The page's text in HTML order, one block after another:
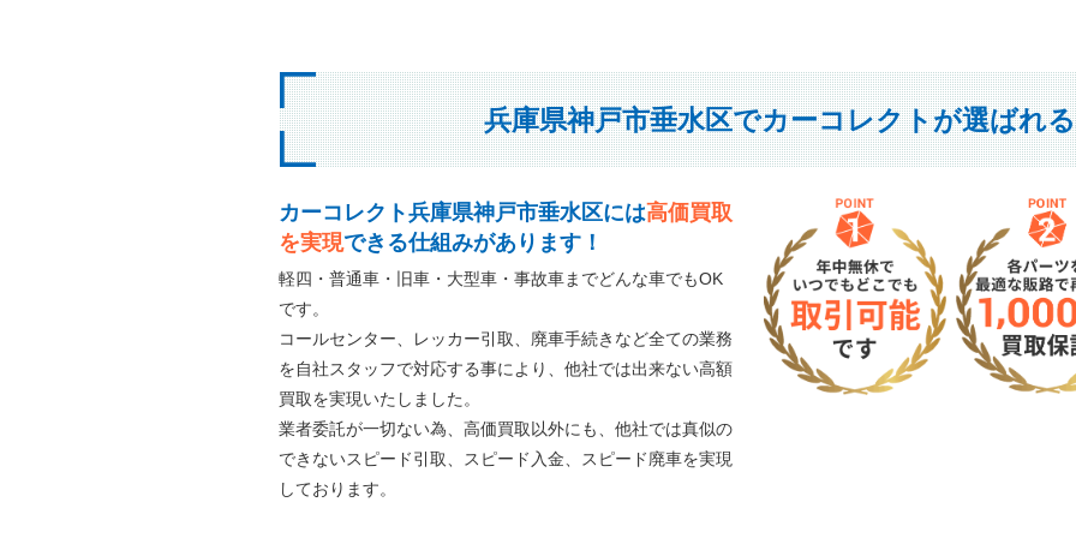
兵庫県神戸市垂水区でカーコレクトが選ばれ
カーコレクト兵庫県神戸市垂水区には高価買取
を実現できる仕組みがあります！
軽四・普通車・旧車・大型車・事故車までどんな車でもOK
です。
コールセンター、レッカー引取、廃車手続きなど全ての業務
を自社スタッフで対応する事により、他社では出来ない高額
買取を実現いたしました。
業者委託が一切ない為、高価買取以外にも、他社では真似の
できないスピード引取、スピード入金、スピード廃車を実現
しております。